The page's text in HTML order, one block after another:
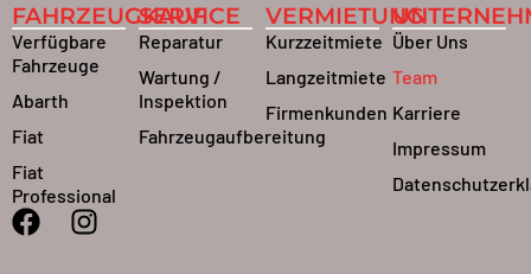
FAHRZEUGKAUF
Verfügbare
Fahrzeuge
Abarth
Fiat
Fiat
Professional
SERVICE
Reparatur
Wartung /
Inspektion
Fahrzeugaufbereitung
VERMIETUNG
Kurzzeitmiete
Langzeitmiete
Firmenkunden
Über Uns
Team
Karriere
Impressum